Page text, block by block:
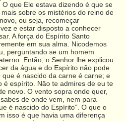
O que Ele estava dizendo é que se
sobre os mistérios do reino de
ou seja, recomeçar
e estar disposto a conhecer
A força do Espírito Santo
em sua alma. Nicodemos
perguntando se um homem
Então, o Senhor lhe explicou
da água e do Espírito não pode
é nascido da carne é carne; e
é espírito. Não te admires de eu te
novo. O vento sopra onde quer,
de onde vem, nem para
é nascido do Espírito”. O que o
isso é que havia uma diferença